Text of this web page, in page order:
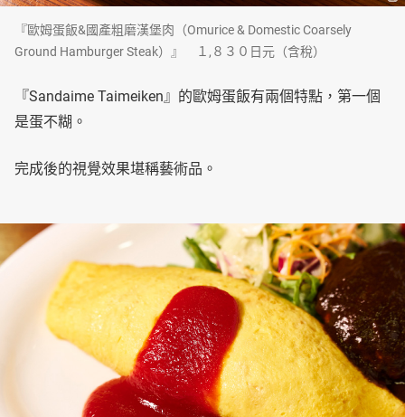
『歐姆蛋飯&國產粗磨漢堡肉（Omurice & Domestic Coarsely
Ground Hamburger Steak）』 １,８３０日元（含稅）
『Sandaime Taimeiken』的歐姆蛋飯有兩個特點，第一個
是蛋不糊。
完成後的視覺效果堪稱藝術品。